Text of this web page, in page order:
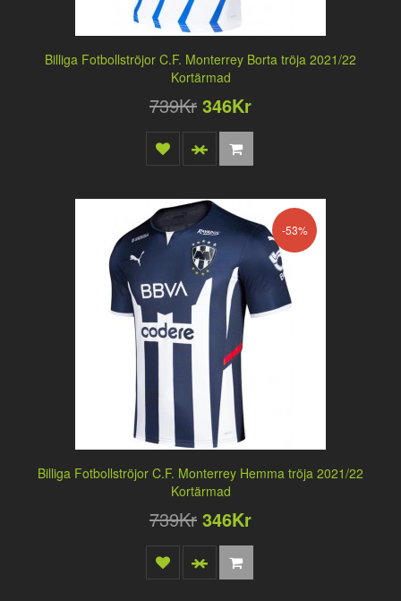
Billiga Fotbollströjor C.F. Monterrey Borta tröja 2021/22
Kortärmad
739Kr 346Kr
-53%
Billiga Fotbollströjor C.F. Monterrey Hemma tröja 2021/22
Kortärmad
739Kr 346Kr